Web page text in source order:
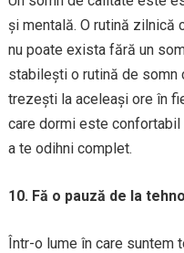
și mentală. O rutină zilnică
nu poate exista fără un
stabilești o rutină de somn
trezești la aceleași ore în
care dormi este
a te odihni complet.
10. Fă o pauză de la
Într-o lume în care suntem